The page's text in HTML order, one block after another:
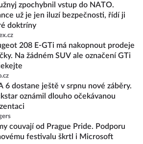
zpochybnil vstup do NATO.
už je jen iluzí bezpečnosti, řídí ji
doktríny
208 E-GTi má nakopnout prodeje
Na žádném SUV ale označení GTi
6 dostane ještě v srpnu nové záběry.
oznámil dlouho očekávanou
couvají od Prague Pride. Podporu
festivalu škrtl i Microsoft